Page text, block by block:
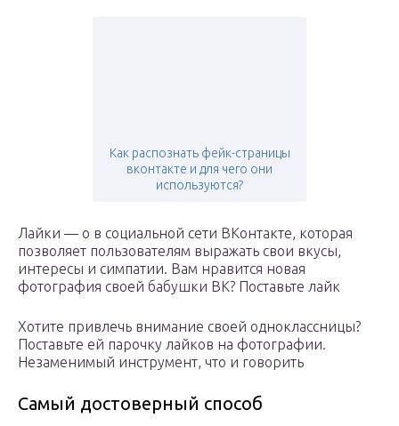
Как распознать фейк-страницы
вконтакте и для чего они
используются?
Лайки — о в социальной сети ВКонтакте, которая
позволяет пользователям выражать свои вкусы,
интересы и симпатии. Вам нравится новая
фотография своей бабушки ВК? Поставьте лайк
Хотите привлечь внимание своей одноклассницы?
Поставьте ей парочку лайков на фотографии.
Незаменимый инструмент, что и говорить
Самый достоверный способ